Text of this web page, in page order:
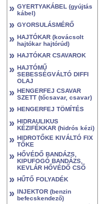
» GYERTYAKÁBEL (gyújtás
kábel)
» GYORSULÁSMÉRŐ
» HAJTÓKAR (kovácsolt
hajtókar hajtórúd)
» HAJTÓKAR CSAVAROK
» HAJTÓMŰ
SEBESSÉGVÁLTÓ DIFFI
OLAJ
» HENGERFEJ CSAVAR
SZETT (tőcsavar, csavar)
» HENGERFEJ TÖMÍTÉS
» HIDRAULIKUS
KÉZIFÉKKAR (hidrós kézi)
» HIDROTŐKE KIVÁLTÓ FIX
TŐKE
» HŐVÉDŐ BANDÁZS,
KIPUFOGÓ BANDÁZS,
KEVLÁR HŐVÉDŐ CSŐ
» HŰTŐ FOLYADÉK
» INJEKTOR (benzin
befecskendező)